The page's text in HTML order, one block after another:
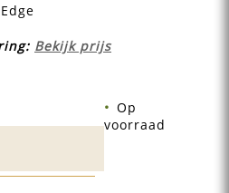
Bekijk prijs
Op
voorraad